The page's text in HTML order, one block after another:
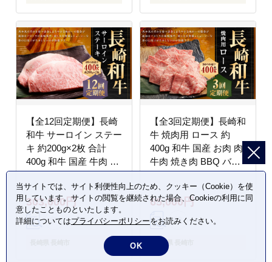
【全12回定期便】長崎
和牛 サーロイン ステー
キ 約200g×2枚 合計
400g 和牛 国産 牛肉 お
肉 冷凍 長崎
303,000円
【全3回定期便】長崎和
牛 焼肉用 ロース 約
400g 和牛 国産 お肉 肉
牛肉 焼き肉 BBQ バー
ベキュー 冷凍 長崎
65,000円
長崎県 長崎市
当サイトでは、サイト利便性向上のため、クッキー（Cookie）を使
用しています。サイトの閲覧を継続された場合、Cookieの利用に同
意したことものといたします。
詳細についてはプライバシーポリシーをお読みください。
OK